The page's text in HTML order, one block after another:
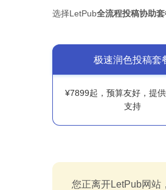
选择LetPub全流程投稿协助
极速润色投稿套
¥7899起，预算友好，提
支持
您正离开LetPub网站